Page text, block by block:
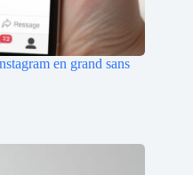
en grand sans